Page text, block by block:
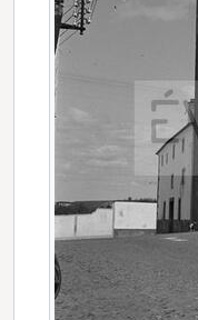
[Série]
[Série]
[Série]
[Série]
[Série]
[Série]
[Série]
[Série]
[Série]
[Série]
[Série]
[Série]